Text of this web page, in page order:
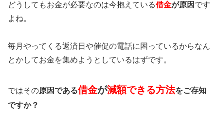
どうしてもお金が必要なのは今抱えている借金が原因 です
よね。
毎月やってくる返済日や催促の電話に困っているからなん
とかしてお金を集めようとしているはずです。
ではその原因である借金が減額できる方法をご存知
ですか？